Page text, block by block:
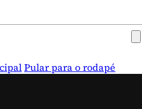
Pular para o rodapé